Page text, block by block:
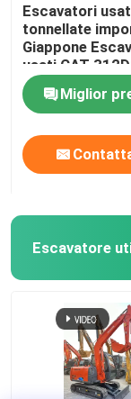
Escavatori
tonnellate
Giappone
usati CAT
Miglior
Escavatore